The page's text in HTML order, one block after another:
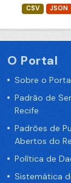
CSV JSON
O Portal
Sobre o
Padrão de
Recife
Padrões de
Abertos do
Política de
Sistemática